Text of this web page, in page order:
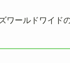
ールドワイド